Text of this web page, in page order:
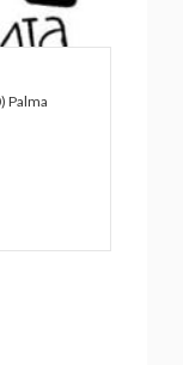
Palma